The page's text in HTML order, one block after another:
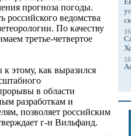
прогноза погоды.
российского ведомства
По качеству
третье-четвертое
этому, как выразился
в области
разработкам и
позволяет российским
г-н Вильфанд.